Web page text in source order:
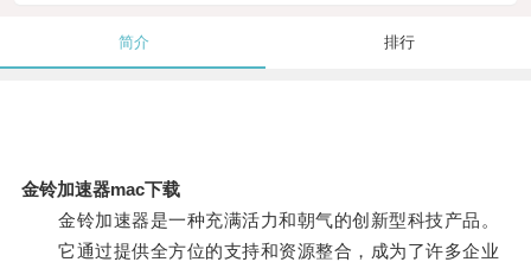
简介 排行
金铃加速器mac下载
金铃加速器是一种充满活力和朝气的创新型科技产品。
它通过提供全方位的支持和资源整合，成为了许多企业